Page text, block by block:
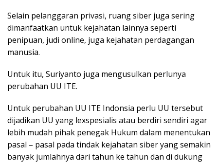
Selain pelanggaran privasi, ruang siber juga sering
dimanfaatkan untuk kejahatan lainnya seperti
penipuan, judi online, juga kejahatan perdagangan
manusia.
Untuk itu, Suriyanto juga mengusulkan perlunya
perubahan UU ITE.
Untuk perubahan UU ITE Indonsia perlu UU tersebut
dijadikan UU yang lexspesialis atau berdiri sendiri agar
lebih mudah pihak penegak Hukum dalam menentukan
pasal – pasal pada tindak kejahatan siber yang semakin
banyak jumlahnya dari tahun ke tahun dan di dukung